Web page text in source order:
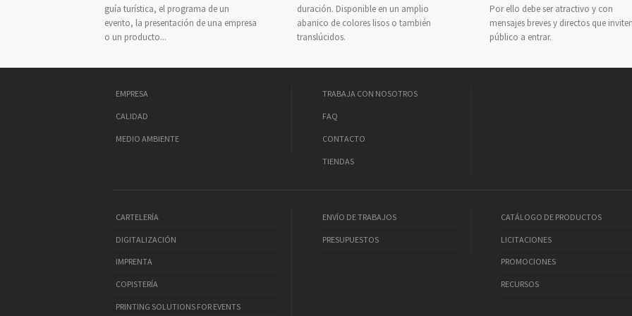
guía turística, el programa de un
evento, la presentación de una empresa
o un producto...
duración. Disponible en un amplio
abanico de colores lisos o también
translúcidos.
Por ello debe ser atractivo y con
mensajes breves y directos que
público a entrar.
EMPRESA
CALIDAD
MEDIO AMBIENTE
TRABAJA CON NOSOTROS
FAQ
CONTACTO
TIENDAS
CARTELERÍA
DIGITALIZACIÓN
IMPRENTA
COPISTERÍA
PRINTING SOLUTIONS FOR EVENTS
ENVÍO DE TRABAJOS
PRESUPUESTOS
CATÁLOGO DE PRODUCTOS
LICITACIONES
PROMOCIONES
RECURSOS